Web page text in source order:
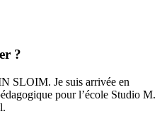
?
SLOIM. Je suis arrivée en
pour l’école Studio M.